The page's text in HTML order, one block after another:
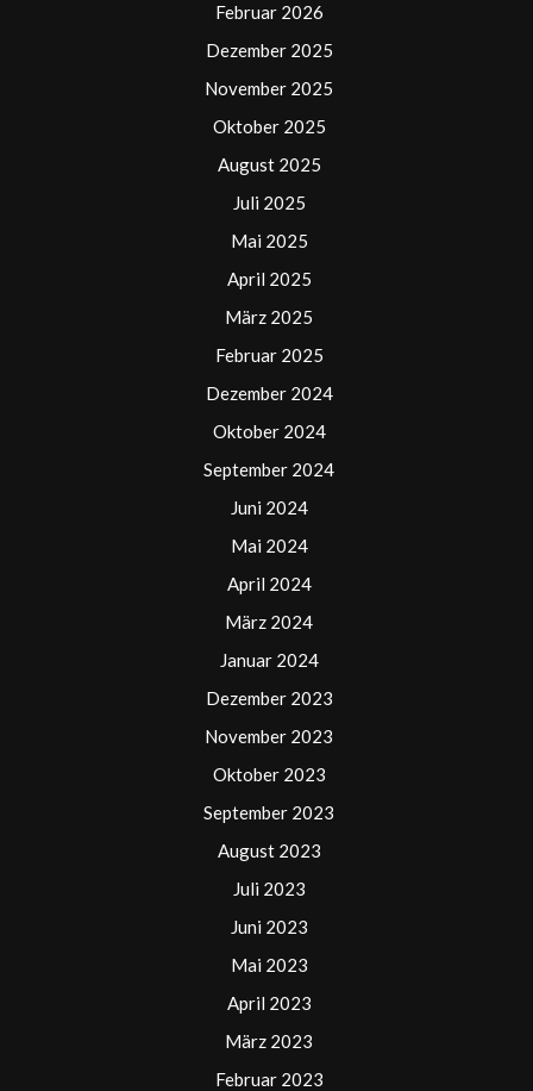
Februar 2026
Dezember 2025
November 2025
Oktober 2025
August 2025
Juli 2025
Mai 2025
April 2025
März 2025
Februar 2025
Dezember 2024
Oktober 2024
September 2024
Juni 2024
Mai 2024
April 2024
März 2024
Januar 2024
Dezember 2023
November 2023
Oktober 2023
September 2023
August 2023
Juli 2023
Juni 2023
Mai 2023
April 2023
März 2023
Februar 2023